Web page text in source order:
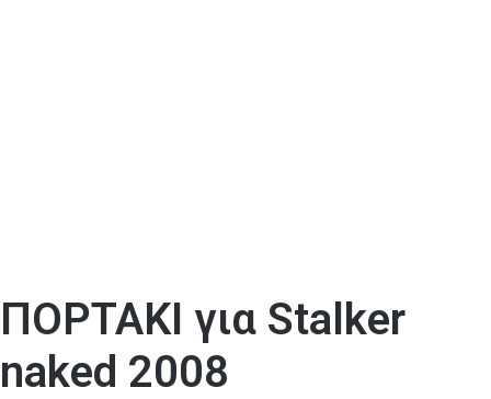
ΠΟΡΤΑΚΙ για Stalker
naked 2008